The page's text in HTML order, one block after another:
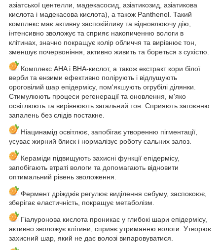
азіатської центелли, мадекасосид, азіатикозид, азіатикова
кислота і мадекасова кислота), а також Panthenol. Такий
комплекс має активну заспокійливу та відновлюючу дію,
інтенсивно зволожує та сприяє накопиченню вологи в
клітинах, значно покращує колір обличчя та вирівнює тон,
зменшує почервоніння, активно живить та бореться з сухістю.
Комплекс AHA і BHA-кислот, а також екстракт кори білої
верби та ензими ефективно полірують і відлущують
ороговілий шар епідермісу, пом'якшують огрубілі ділянки.
Стимулюють процеси регенерації та оновлення, м'яко
освітлюють та вирівнюють загальний тон. Сприяють загоєнню
запалень без слідів постакне.
Ніацинамід освітлює, запобігає утворенню пігментації,
усуває жирний блиск і нормалізує роботу сальних залоз.
Кераміди підвищують захисні функції епідермісу,
запобігають втраті вологи та допомагають відновити
оптимальний рівень зволоження.
Фермент дріжджів регулює виділення себуму, заспокоює,
зберігає еластичність, покращує метаболізм.
Гіалуронова кислота проникає у глибокі шари епідермісу,
активно зволожує клітини, сприяє утриманню вологи. Утворює
захисний шар, який не дає волозі випаровуватися.